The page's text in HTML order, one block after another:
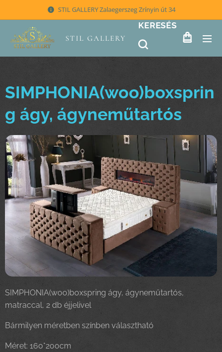
STIL GALLERY Zalaegerszeg Zrínyin út 34
STIL GALLERY
KERESÉS
SIMPHONIA(woo)boxsprin
g ágy, ágyneműtartós
SIMPHONIA(woo)boxspring ágy, ágyneműtartós,
matraccal, 2 db éjjelivel
Bármilyen méretben színben választható
Méret: 160*200cm